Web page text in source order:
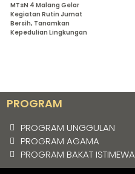
MTsN 4 Malang Gelar
Kegiatan Rutin Jumat
Bersih, Tanamkan
Kepedulian Lingkungan
PROGRAM
PROGRAM UNGGULAN
PROGRAM AGAMA
PROGRAM BAKAT ISTIMEWA